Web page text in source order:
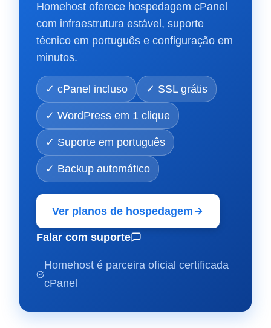
Homehost oferece hospedagem cPanel
com infraestrutura estável, suporte
técnico em português e configuração em
minutos.
✓ cPanel incluso ✓ SSL grátis
✓ WordPress em 1 clique
✓ Suporte em português
✓ Backup automático
Ver planos de hospedagem
Falar com suporte
Homehost é parceira oficial certificada
cPanel